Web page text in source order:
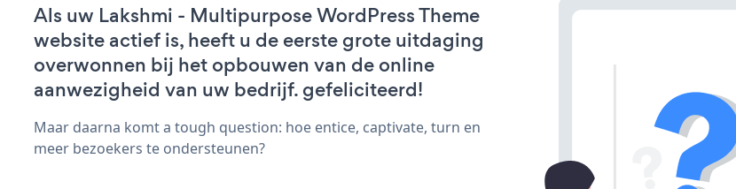
Als uw Lakshmi - Multipurpose WordPress Theme
website actief is, heeft u de eerste grote uitdaging
overwonnen bij het opbouwen van de online
aanwezigheid van uw bedrijf. gefeliciteerd!
Maar daarna komt a tough question: hoe entice, captivate, turn en
meer bezoekers te ondersteunen?